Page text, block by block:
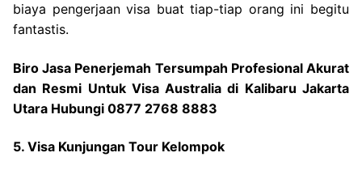
biaya pengerjaan visa buat tiap-tiap orang ini begitu
fantastis.
Biro Jasa Penerjemah Tersumpah Profesional Akurat
dan Resmi Untuk Visa Australia di Kalibaru Jakarta
Utara Hubungi 0877 2768 8883
5. Visa Kunjungan Tour Kelompok